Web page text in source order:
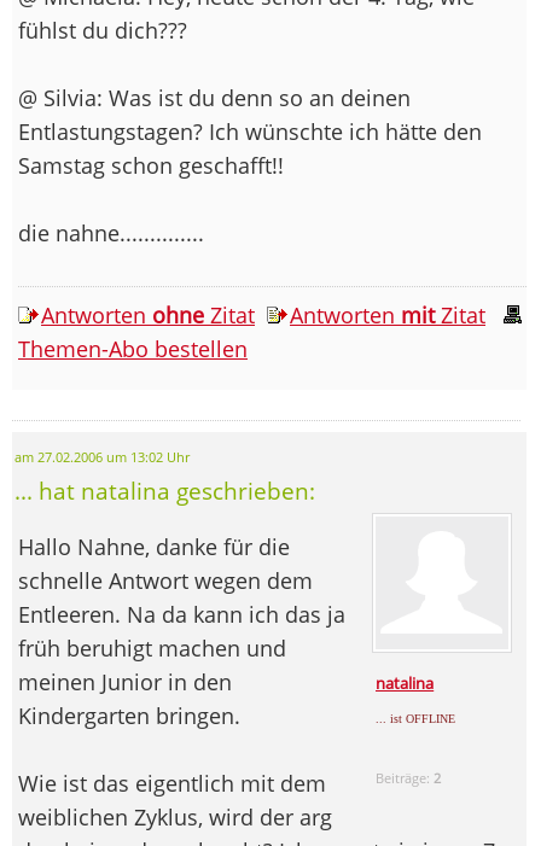
fühlst du dich???
@ Silvia: Was ist du denn so an deinen
Entlastungstagen? Ich wünschte ich hätte den
Samstag schon geschafft!!
die nahne..............
Antworten ohne Zitat Antworten mitZitat
Themen-Abo bestellen
am 27.02.2006 um 13:02 Uhr
... hat natalina geschrieben:
natalina
... ist OFFLINE
Beiträge: 2
Hallo Nahne, danke für die
schnelle Antwort wegen dem
Entleeren. Na da kann ich das ja
früh beruhigt machen und
meinen Junior in den
Kindergarten bringen.
Wie ist das eigentlich mit dem
weiblichen Zyklus, wird der arg